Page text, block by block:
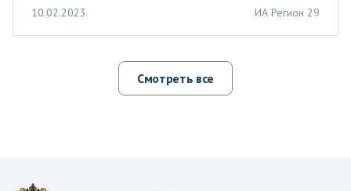
10.02.2023 ИА Регион 29
Смотреть все